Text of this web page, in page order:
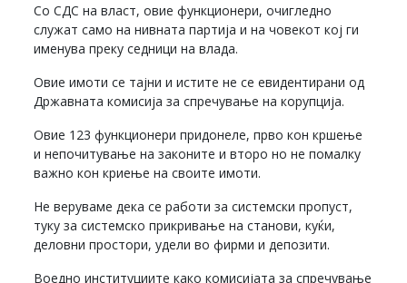
Со СДС на власт, овие функционери, очигледно
служат само на нивната партија и на човекот кој ги
именува преку седници на влада.
Овие имоти се тајни и истите не се евидентирани од
Државната комисија за спречување на корупција.
Овие 123 функционери придонеле, прво кон кршење
и непочитување на законите и второ но не помалку
важно кон криење на своите имоти.
Не веруваме дека се работи за системски пропуст,
туку за системско прикривање на станови, куќи,
деловни простори, удели во фирми и депозити.
Воедно институциите како комисијата за спречување